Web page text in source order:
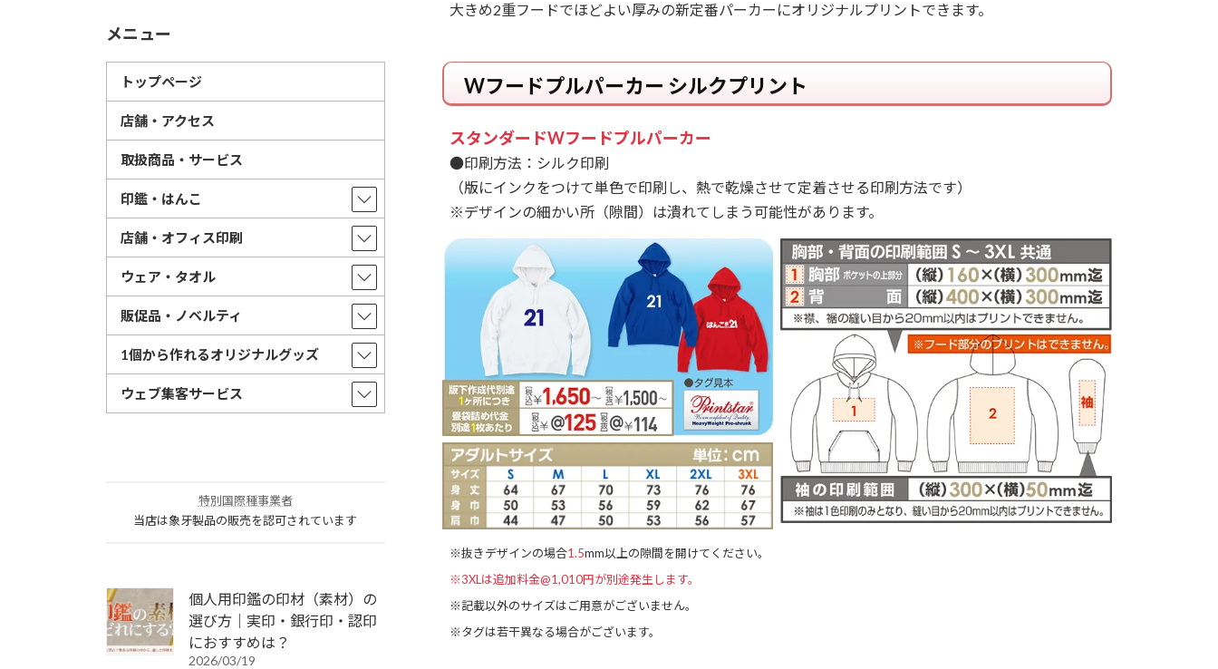
大きめ2重フードでほどよい厚みの新定番パーカーにオリジナルプリントできます。
Wフードプルパーカー シルクプリント
スタンダードWフードプルパーカー
●印刷方法：シルク印刷
（版にインクをつけて単色で印刷し、熱で乾燥させて定着させる印刷方法です）
※デザインの細かい所（隙間）は潰れてしまう可能性があります。
※抜きデザインの場合1.5mm以上の隙間を開けてください。
※3XLは追加料金@1,010円が別途発生します。
※記載以外のサイズはご用意がございません。
※タグは若干異なる場合がございます。
メニュー
トップページ
店舗・アクセス
取扱商品・サービス
印鑑・はんこ
店舗・オフィス印刷
ウェア・タオル
販促品・ノベルティ
1個から作れるオリジナルグッズ
ウェブ集客サービス
特別国際種事業者
当店は象牙製品の販売を認可されています
個人用印鑑の印材（素材）の
選び方｜実印・銀行印・認印
におすすめは？
2026/03/19